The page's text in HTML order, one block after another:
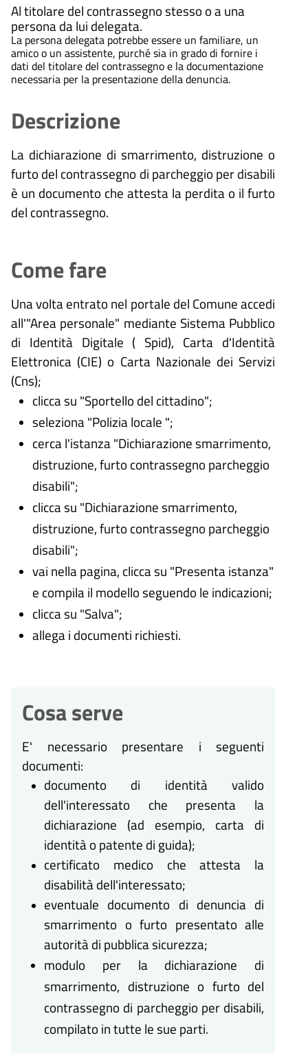
Al titolare del contrassegno stesso o a una
persona da lui delegata.
La persona delegata potrebbe essere un familiare, un
amico o un assistente, purché sia in grado di fornire i
dati del titolare del contrassegno e la documentazione
necessaria per la presentazione della denuncia.
Descrizione
La dichiarazione di smarrimento, distruzione o
furto del contrassegno di parcheggio per disabili
è un documento che attesta la perdita o il furto
del contrassegno.
Come fare
Una volta entrato nel portale del Comune accedi
all'"Area personale" mediante Sistema Pubblico
di Identità Digitale ( Spid), Carta d'Identità
Elettronica (CIE) o Carta Nazionale dei Servizi
(Cns);
clicca su "Sportello del cittadino";
seleziona "Polizia locale ";
cerca l'istanza "Dichiarazione smarrimento,
distruzione, furto contrassegno parcheggio
disabili";
clicca su "Dichiarazione smarrimento,
distruzione, furto contrassegno parcheggio
disabili";
vai nella pagina, clicca su "Presenta istanza"
e compila il modello seguendo le indicazioni;
clicca su "Salva";
allega i documenti richiesti.
Cosa serve
E' necessario presentare i seguenti
documenti:
documento di identità valido
dell'interessato che presenta la
dichiarazione (ad esempio, carta di
identità o patente di guida);
certificato medico che attesta la
disabilità dell'interessato;
eventuale documento di denuncia di
smarrimento o furto presentato alle
autorità di pubblica sicurezza;
modulo per la dichiarazione di
smarrimento, distruzione o furto del
contrassegno di parcheggio per disabili,
compilato in tutte le sue parti.